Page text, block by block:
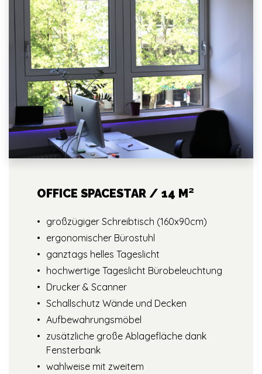
OFFICE SPACESTAR / 14 M²
großzügiger Schreibtisch (160x90cm)
ergonomischer Bürostuhl
ganztags helles Tageslicht
hochwertige Tageslicht Bürobeleuchtung
Drucker & Scanner
Schallschutz Wände und Decken
Aufbewahrungsmöbel
zusätzliche große Ablagefläche dank
Fensterbank
wahlweise mit zweitem